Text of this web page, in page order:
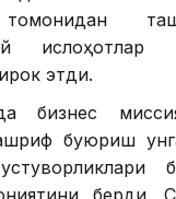
томонидан
этди.
бизнес
буюриш